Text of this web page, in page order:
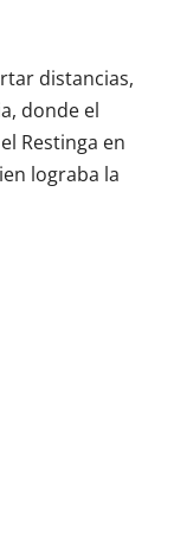
distancias,
donde el
Restinga en
lograba la